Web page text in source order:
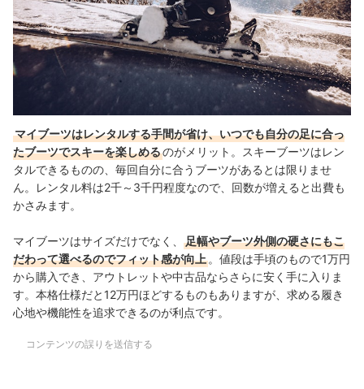
マイブーツはレンタルする手間が省け、いつでも自分の足に合っ
たブーツでスキーを楽しめるのがメリット。スキーブーツはレン
タルできるものの、毎回自分に合うブーツがあるとは限りませ
ん。レンタル料は2千～3千円程度なので、回数が増えると出費も
かさみます。
マイブーツはサイズだけでなく、
足幅やブーツ外側の硬さにもこ
だわって選べるのでフィット感が向上 。値段は手頃のもので1万円
から購入でき、アウトレットや中古品ならさらに安く手に入りま
す。 本格仕様だと12万円ほどするものもありますが、求める履き
心地や機能性を追求できるのが利点です。
コンテンツの誤りを送信する